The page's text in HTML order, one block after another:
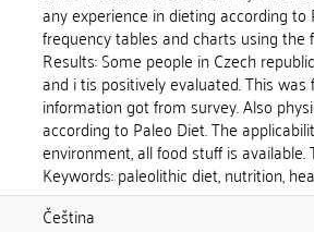
any experience in dieting according
frequency tables and charts using the
Results: Some people in Czech
and i tis positively evaluated. This
information got from survey. Also
according to Paleo Diet. The
environment, all food stuff is
Keywords: paleolithic diet, nutrition,
Čeština